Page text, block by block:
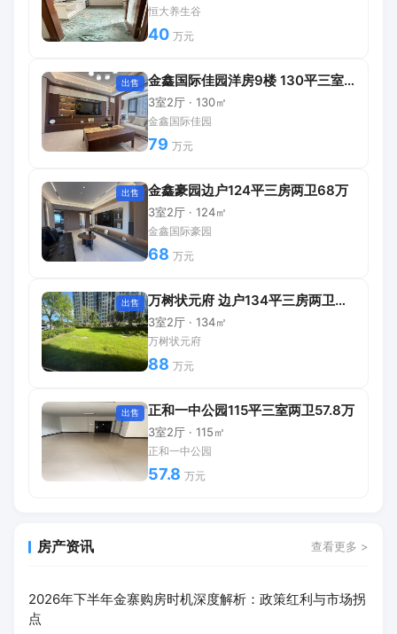
恒大养生谷
40 万元
出售 金鑫国际佳园洋房9楼 130平三室两卫精装79万
3室2厅 · 130㎡
金鑫国际佳园
79 万元
出售 金鑫豪园边户124平三房两卫68万
3室2厅 · 124㎡
金鑫国际豪园
68 万元
出售 万树状元府 边户134平三房两卫精装一楼有院子
3室2厅 · 134㎡
万树状元府
88 万元
出售 正和一中公园115平三室两卫57.8万
3室2厅 · 115㎡
正和一中公园
57.8 万元
房产资讯 查看更多 >
2026年下半年金寨购房时机深度解析：政策红利与市场拐
点